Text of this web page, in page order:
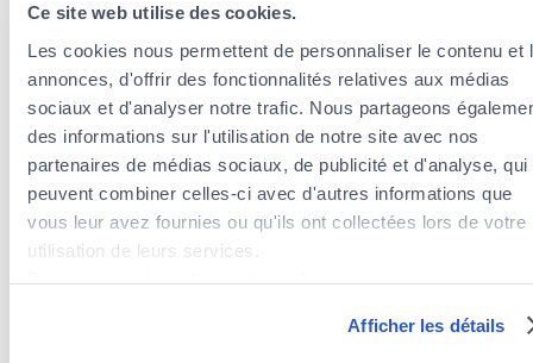
Ce site web utilise des cookies.
Les cookies nous permettent de personnaliser le contenu et
annonces, d'offrir des fonctionnalités relatives aux médias
sociaux et d'analyser notre trafic. Nous partageons
des informations sur l'utilisation de notre site avec nos
partenaires de médias sociaux, de publicité et d'analyse, qui
peuvent combiner celles-ci avec d'autres informations que
vous leur avez fournies ou qu'ils ont collectées lors de votre
utilisation de leurs services.
Afficher les détails
Insurance agents near the district Gasperich
Insurance agents in the district of Cessange
Insurance agents in the district of Grund
Insurance agents in the district of Ville-Haute
Insurance agents in the district of Bonnevoie-Nord /
Verlorenkost
Insurance agents in the district of Hollerich